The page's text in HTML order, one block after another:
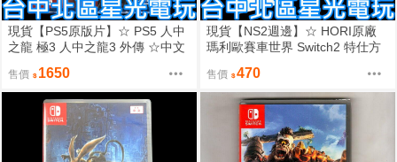
現貨【PS5原版片】☆ PS5 人中
之龍 極3 人中之龍3 外傳 ☆中文
售價 1650
現貨【NS2週邊】☆ HORI原廠
瑪利歐賽車世界 Switch2 特仕方
中星光
售價 470